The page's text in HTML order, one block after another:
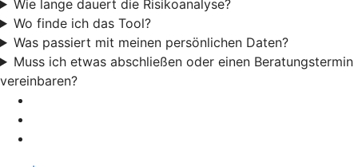
Wie lange dauert die Risikoanalyse?
Wo finde ich das Tool?
Was passiert mit meinen persönlichen Daten?
Muss ich etwas abschließen oder einen Beratungstermin
vereinbaren?